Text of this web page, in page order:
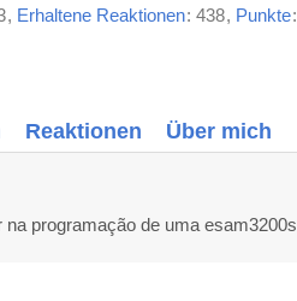
Erhaltene Reaktionen 438 Punkte
Reaktionen Über mich
programação de uma esam3200s